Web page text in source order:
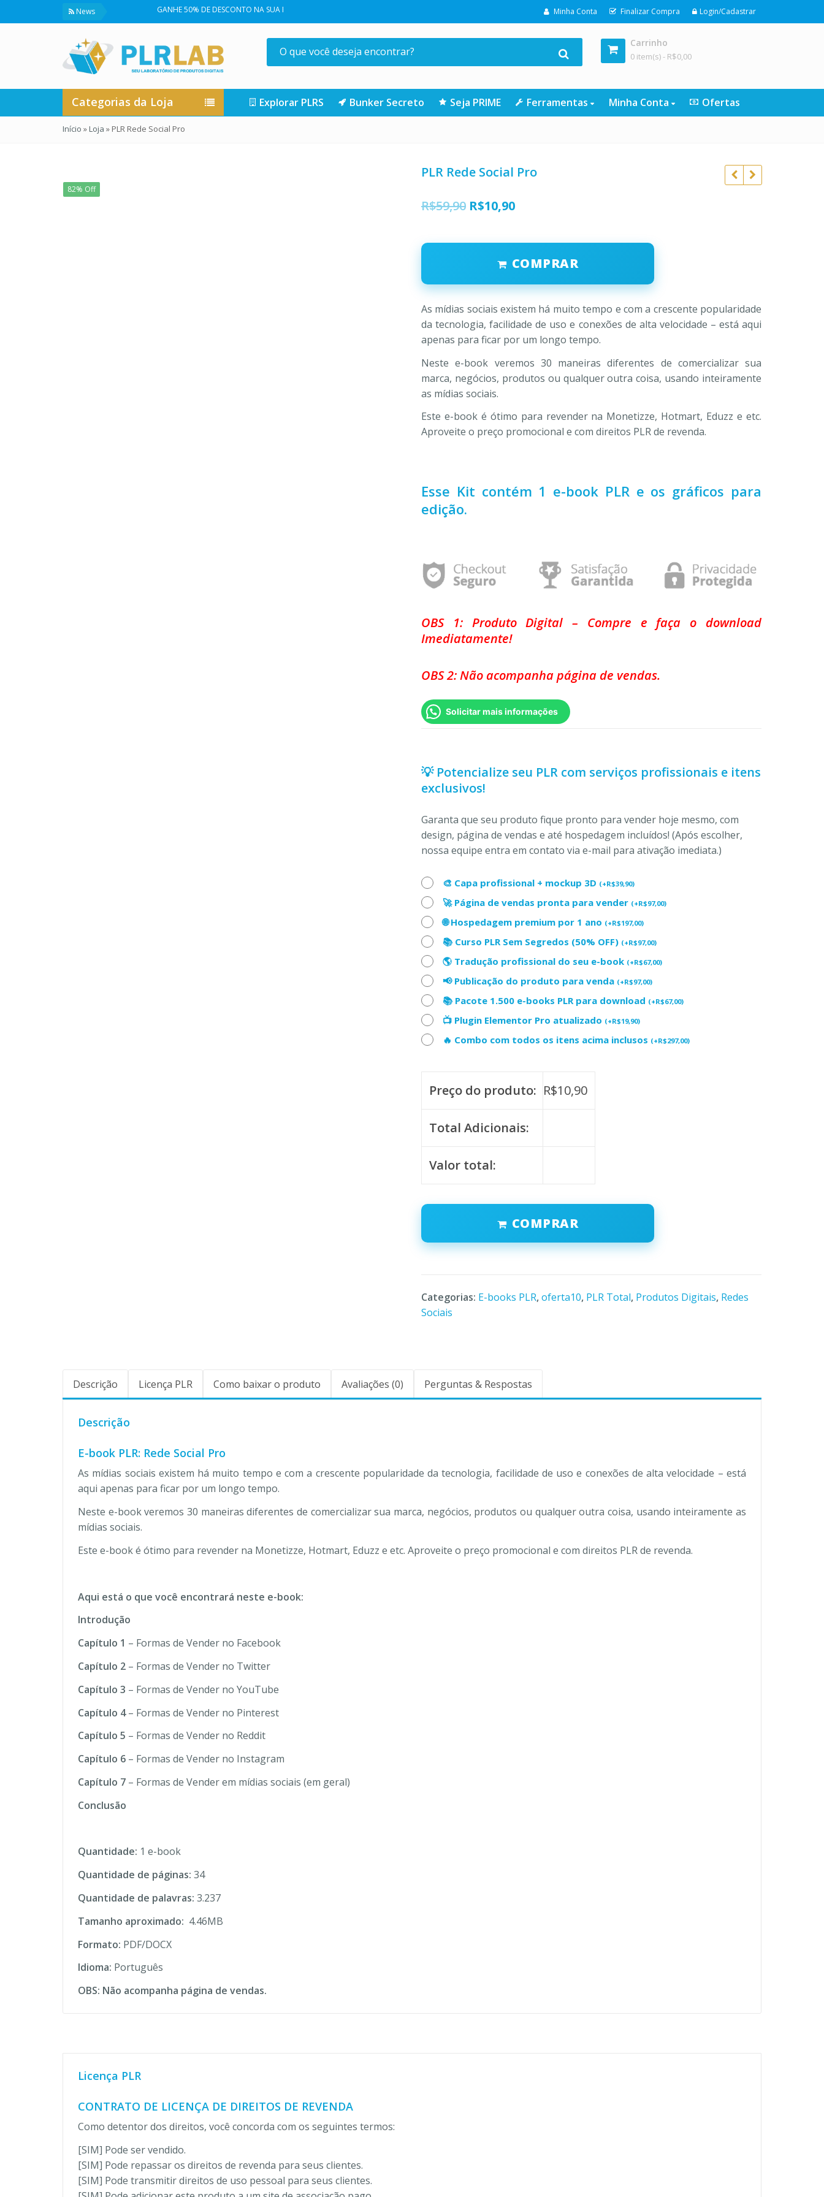
News GANHE 50% DE DESCONTO NA SUA PRIMEIRA COMPRA NA LOJA | CLIQUE AQUI Minha Conta Finalizar Compra Login/Cadastrar
Carrinho
0 item(s) - R$0,00
Categorias da Loja Explorar PLRS Bunker Secreto Seja PRIME Ferramentas Minha Conta Ofertas
Início »Loja » PLR Rede Social Pro
82% Off
PLR Rede Social Pro
R$59,90 O
original
R$59,90.
R$10,90O
atual
é:
R$10,90.
COMPRAR
As mídias sociais existem há muito tempo e com a crescente popularidade
da tecnologia, facilidade de uso e conexões de alta velocidade – está aqui
apenas para ficar por um longo tempo.
Neste e-book veremos 30 maneiras diferentes de comercializar sua
marca, negócios, produtos ou qualquer outra coisa, usando inteiramente
as mídias sociais.
Este e-book é ótimo para revender na Monetizze, Hotmart, Eduzz e etc.
Aproveite o preço promocional e com direitos PLR de revenda.
Esse Kit contém 1 e-book PLR e os gráficos para
edição.
OBS 1: Produto Digital – Compre e faça o download
Imediatamente!
OBS 2: Não acompanha página de vendas.
Solicitar mais informações
💡 Potencialize seu PLR com serviços profissionais e itens
exclusivos!
Garanta que seu produto fique pronto para vender hoje mesmo, com
design, página de vendas e até hospedagem incluídos! (Após escolher,
nossa equipe entra em contato via e-mail para ativação imediata.)
🎨 Capa profissional + mockup 3D (+R$39,90)
🚀 Página de vendas pronta para vender (+R$97,00)
🌐 Hospedagem premium por 1 ano (+R$197,00)
📚 Curso PLR Sem Segredos (50% OFF) (+R$97,00)
🌎 Tradução profissional do seu e-book (+R$67,00)
📢 Publicação do produto para venda (+R$97,00)
📚 Pacote 1.500 e-books PLR para download (+R$67,00)
📺 Plugin Elementor Pro atualizado (+R$19,90)
🔥 Combo com todos os itens acima inclusos (+R$297,00)
Preço do produto: R$10,90
Total Adicionais:
Valor total:
COMPRAR
Categorias: E-books PLR,oferta10, PLR Total, Produtos Digitais, Redes
Sociais
Descrição Licença PLR Como baixar o produto Avaliações (0) Perguntas & Respostas
Descrição
E-book PLR: Rede Social Pro
As mídias sociais existem há muito tempo e com a crescente popularidade da tecnologia, facilidade de uso e conexões de alta velocidade – está
aqui apenas para ficar por um longo tempo.
Neste e-book veremos 30 maneiras diferentes de comercializar sua marca, negócios, produtos ou qualquer outra coisa, usando inteiramente as
mídias sociais.
Este e-book é ótimo para revender na Monetizze, Hotmart, Eduzz e etc. Aproveite o preço promocional e com direitos PLR de revenda.
Aqui está o que você encontrará neste e-book:
Introdução
Capítulo 1 – Formas de Vender no Facebook
Capítulo 2 – Formas de Vender no Twitter
Capítulo 3 – Formas de Vender no YouTube
Capítulo 4– Formas de Vender no Pinterest
Capítulo 5 – Formas de Vender no Reddit
Capítulo 6 – Formas de Vender no Instagram
Capítulo 7 – Formas de Vender em mídias sociais (em geral)
Conclusão
Quantidade: 1 e-book
Quantidade de páginas: 34
Quantidade de palavras: 3.237
Tamanho aproximado: 4.46MB
Formato: PDF/DOCX
Idioma: Português
OBS: Não acompanha página de vendas.
Licença PLR
CONTRATO DE LICENÇA DE DIREITOS DE REVENDA
Como detentor dos direitos, você concorda com os seguintes termos:
[SIM] Pode ser vendido.
[SIM] Pode repassar os direitos de revenda para seus clientes.
[SIM] Pode transmitir direitos de uso pessoal para seus clientes.